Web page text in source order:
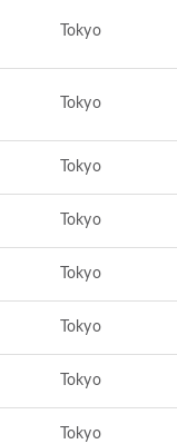
Tokyo
Tokyo
Tokyo
Tokyo
Tokyo
Tokyo
Tokyo
Tokyo